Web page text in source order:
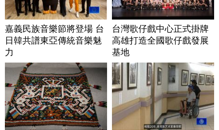
嘉義民族音樂節將登場 台
日韓共譜東亞傳統音樂魅
力
台灣歌仔戲中心正式掛牌
高雄打造全國歌仔戲發展
基地